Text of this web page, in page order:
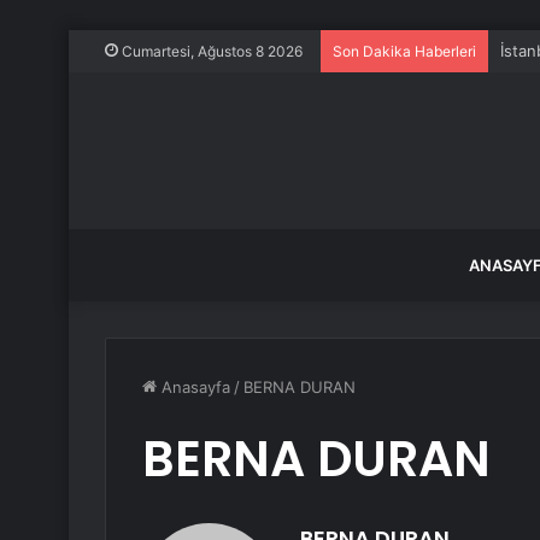
Cumartesi, Ağustos 8 2026 Son Dakika Haberleri
Anasayfa / BERNA DURAN
BERNA DURAN